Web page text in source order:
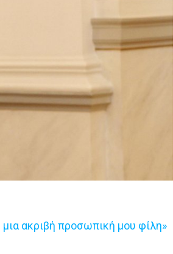
ακριβή προσωπική μου φίλη»